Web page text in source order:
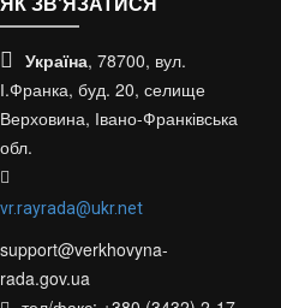
Україна, 78700, вул.
І.Франка, буд. 20, селище
Верховина, Івано-Франківська
обл.
vr.rayrada@ukr.net
support@verkhovyna-
rada.gov.ua